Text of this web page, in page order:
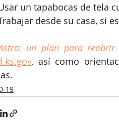
un tapabocas de tela
desde su casa, si
un plan para reabrir
, así como
19